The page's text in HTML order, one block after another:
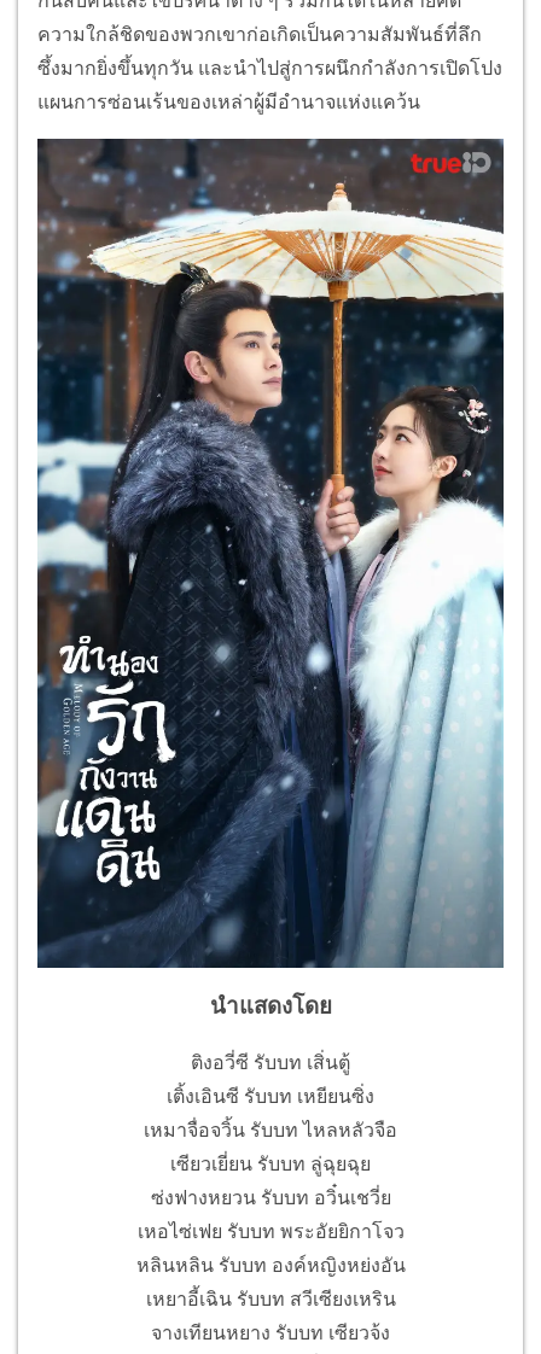
ความใกล้ชิดของพวกเขาก่อเกิดเป็นความสัมพันธ์ที่ลึก
ซึ้งมากยิ่งขึ้นทุกวัน และนำไปสู่การผนึกกำลังการเปิดโปง
แผนการซ่อนเร้นของเหล่าผู้มีอำนาจแห่งแคว้น
นำแสดงโดย
ติงอวี่ซี รับบท เสิ่นตู้
เติ้งเอินซี รับบท เหยียนซิ่ง
เหมาจื่อจวิ้น รับบท ไหลหลัวจือ
เซียวเยี่ยน รับบท ลู่ฉุยฉุย
ซ่งฟางหยวน รับบท อวิ๋นเชวี่ย
เหอไซ่เฟย รับบท พระอัยยิกาโจว
หลินหลิน รับบท องค์หญิงหย่งอัน
เหยาอี้เฉิน รับบท สวีเซียงเหริน
จางเทียนหยาง รับบท เซียวจ้ง